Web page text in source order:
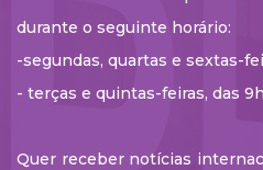
durante o seguinte horário:
-segundas, quartas e sextas-
- terças e quintas-feiras, das
Quer receber notícias